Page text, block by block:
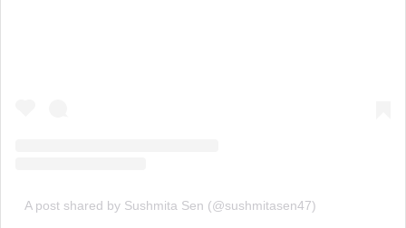
A post shared by Sushmita Sen (@sushmitasen47)